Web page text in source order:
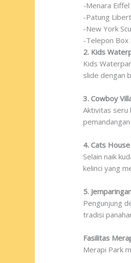
-Menara
-Patung
-New York
-Telepon Box
2. Kids
Kids
slide dengan
3. Cowboy
Aktivitas seru
4. Cats
Selain naik
kelinci yang
5.
Pengunjung
tradisi
Fasilitas
Merapi Park